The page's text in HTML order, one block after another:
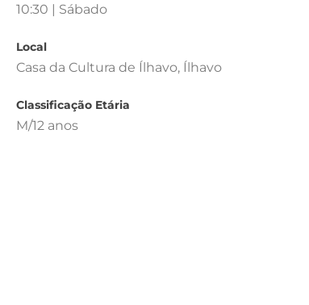
10:30 | Sábado
Local
Casa da Cultura de Ílhavo, Ílhavo
Classificação Etária
M/12 anos